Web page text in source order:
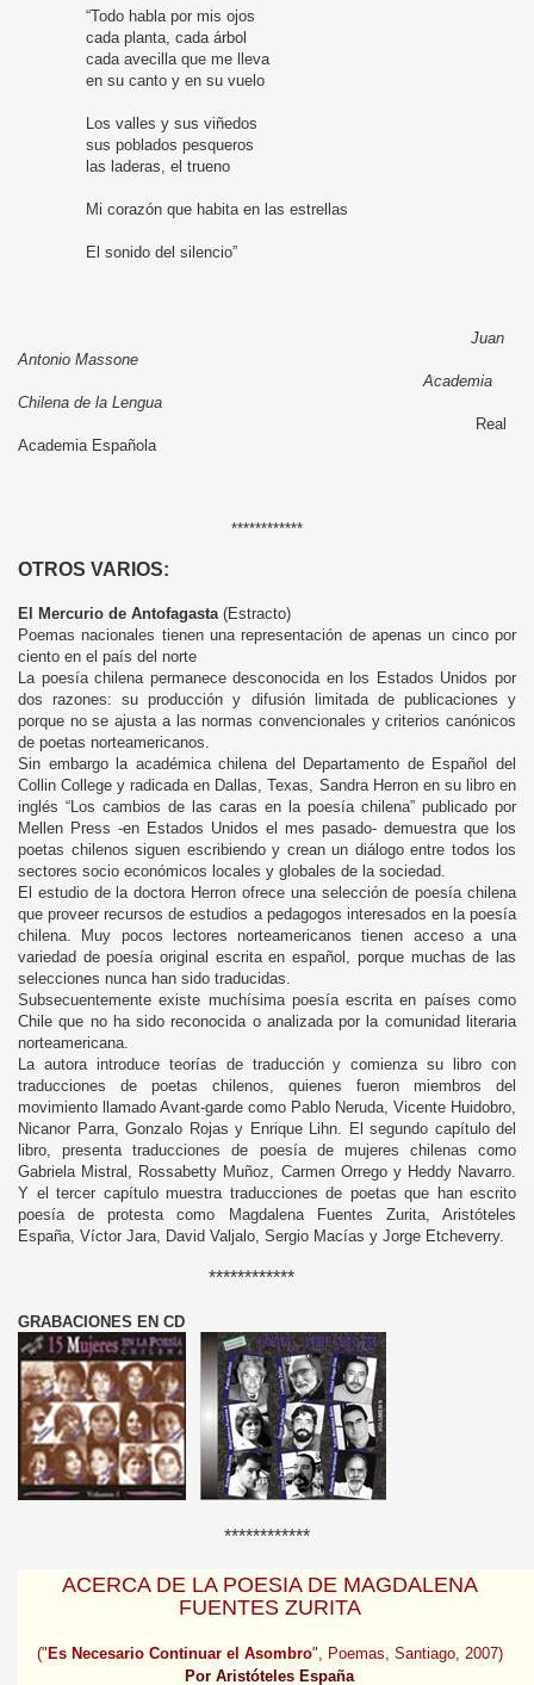
“Todo habla por mis ojos
cada planta, cada árbol
cada avecilla que me lleva
en su canto y en su vuelo
Los valles y sus viñedos
sus poblados pesqueros
las laderas, el trueno
Mi corazón que habita en las estrellas
El sonido del silencio”
Juan
Antonio Massone
Academia
Chilena de la Lengua
Real
Academia Española
************
OTROS VARIOS:
El Mercurio de Antofagasta (Estracto)
Poemas nacionales tienen una representación de apenas un cinco por
ciento en el país del norte
La poesía chilena permanece desconocida en los Estados Unidos por
dos razones: su producción y difusión limitada de publicaciones y
porque no se ajusta a las normas convencionales y criterios canónicos
de poetas norteamericanos.
Sin embargo la académica chilena del Departamento de Español del
Collin College y radicada en Dallas, Texas, Sandra Herron en su libro en
inglés “Los cambios de las caras en la poesía chilena” publicado por
Mellen Press -en Estados Unidos el mes pasado- demuestra que los
poetas chilenos siguen escribiendo y crean un diálogo entre todos los
sectores socio económicos locales y globales de la sociedad.
El estudio de la doctora Herron ofrece una selección de poesía chilena
que proveer recursos de estudios a pedagogos interesados en la poesía
chilena. Muy pocos lectores norteamericanos tienen acceso a una
variedad de poesía original escrita en español, porque muchas de las
selecciones nunca han sido traducidas.
Subsecuentemente existe muchísima poesía escrita en países como
Chile que no ha sido reconocida o analizada por la comunidad literaria
norteamericana.
La autora introduce teorías de traducción y comienza su libro con
traducciones de poetas chilenos, quienes fueron miembros del
movimiento llamado Avant-garde como Pablo Neruda, Vicente Huidobro,
Nicanor Parra, Gonzalo Rojas y Enrique Lihn. El segundo capítulo del
libro, presenta traducciones de poesía de mujeres chilenas como
Gabriela Mistral, Rossabetty Muñoz, Carmen Orrego y Heddy Navarro.
Y el tercer capítulo muestra traducciones de poetas que han escrito
poesía de protesta como Magdalena Fuentes Zurita, Aristóteles
España, Víctor Jara, David Valjalo, Sergio Macías y Jorge Etcheverry.
************
GRABACIONES EN CD
************
ACERCA DE LA POESIA DE MAGDALENA
FUENTES ZURITA
(" Es Necesario Continuar el Asombro", Poemas, Santiago, 2007)
Por Aristóteles España